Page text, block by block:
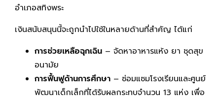
อำเภอสทิงพระ
เงินสนับสนุนนี้จะถูกนำไปใช้ในหลายด้านที่สำคัญ ได้แก่
การช่วยเหลือฉุกเฉิน – จัดหาอาหารแห้ง ยา ชุดสุข
อนามัย
การฟื้นฟูด้านการศึกษา – ซ่อมแซมโรงเรียนและศูนย์
พัฒนาเด็กเล็กที่ได้รับผลกระทบจำนวน 13 แห่ง เพื่อ